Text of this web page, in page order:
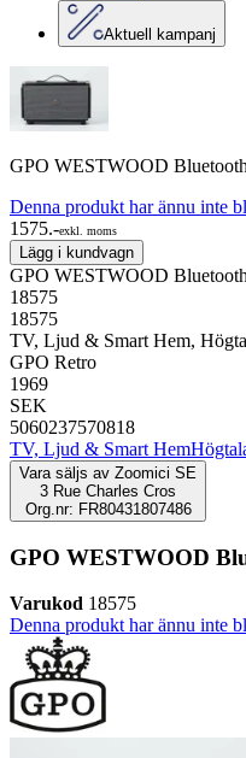
Aktuell kampanj
GPO WESTWOOD
Denna produkt har ännu inte
1575.-exkl. moms
Lägg i kundvagn
GPO WESTWOOD
18575
18575
TV, Ljud & Smart Hem,
GPO Retro
1969
SEK
5060237570818
TV, Ljud & Smart Hem
Vara säljs av Zoomici SE
3 Rue Charles Cros
Org.nr: FR80431807486
GPO WESTWOOD
Varukod 18575
Denna produkt har ännu inte